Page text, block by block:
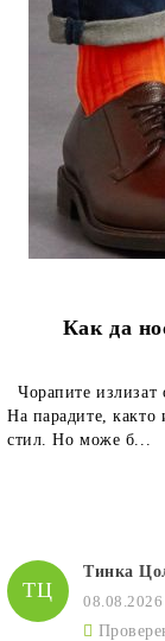
Как да
Чорапите излизат
На парадите, както
стил. Но може б...
ТЦ
Тинка
08.08.2026